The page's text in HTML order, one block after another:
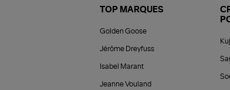
TOP MARQUES
Golden Goose
Jérôme Dreyfuss
Isabel Marant
Jeanne Vouland